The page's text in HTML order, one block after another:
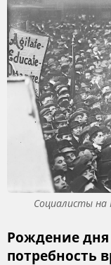
Социалисты на
Рождение
потребность